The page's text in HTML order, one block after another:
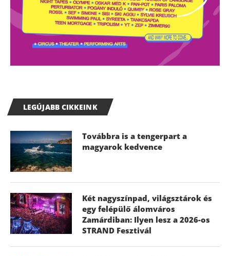
LEGÚJABB CIKKEINK
Továbbra is a tengerpart a
magyarok kedvence
Két nagyszínpad, világsztárok és
egy felépülő álomváros
Zamárdiban: Ilyen lesz a 2026-os
STRAND Fesztivál